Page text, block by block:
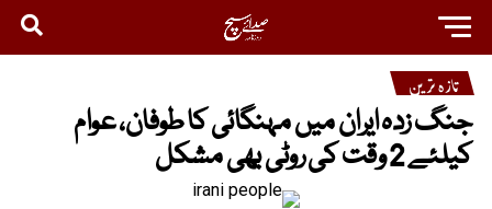
تازہ ترین
جنگ زدہ ایران میں مہنگائی کا طوفان، عوام
کیلئے 2 وقت کی روٹی بھی مشکل